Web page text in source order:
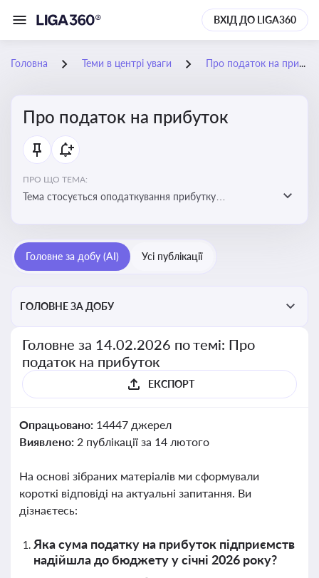
ВХІД ДО LIGA360
Головна Теми в центрі уваги Про податок на прибуток
Про податок на прибуток
ПРО ЩО ТЕМА:
Тема стосується оподаткування прибутку
звітність для бізнесу, бухгалтерів і юристів
Головне за добу (AI) Усі публікації
ГОЛОВНЕ ЗА ДОБУ
Головне за 14.02.2026 по темі: Про
податок на прибуток
ЕКСПОРТ
Опрацьовано: 14447 джерел
Виявлено: 2 публікації за 14 лютого
На основі зібраних матеріалів ми сформували
короткі відповіді на актуальні запитання. Ви
дізнаєтесь:
Яка сума податку на прибуток підприємств
надійшла до бюджету у січні 2026 року?